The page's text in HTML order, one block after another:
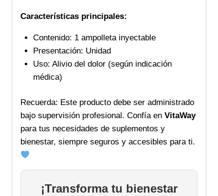
Características principales:
Contenido: 1 ampolleta inyectable
Presentación: Unidad
Uso: Alivio del dolor (según indicación
médica)
Recuerda: Este producto debe ser administrado
bajo supervisión profesional. Confía en VitaWay
para tus necesidades de suplementos y
bienestar, siempre seguros y accesibles para ti.
¡Transforma tu bienestar